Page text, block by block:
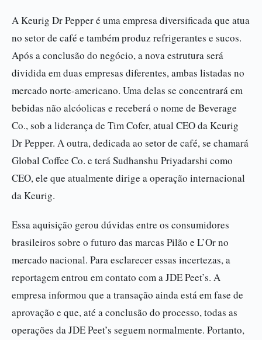
A Keurig Dr Pepper é uma empresa diversificada que atua
no setor de café e também produz refrigerantes e sucos.
Após a conclusão do negócio, a nova estrutura será
dividida em duas empresas diferentes, ambas listadas no
mercado norte-americano. Uma delas se concentrará em
bebidas não alcóolicas e receberá o nome de Beverage
Co., sob a liderança de Tim Cofer, atual CEO da Keurig
Dr Pepper. A outra, dedicada ao setor de café, se chamará
Global Coffee Co. e terá Sudhanshu Priyadarshi como
CEO, ele que atualmente dirige a operação internacional
da Keurig.
Essa aquisição gerou dúvidas entre os consumidores
brasileiros sobre o futuro das marcas Pilão e L’Or no
mercado nacional. Para esclarecer essas incertezas, a
reportagem entrou em contato com a JDE Peet’s. A
empresa informou que a transação ainda está em fase de
aprovação e que, até a conclusão do processo, todas as
operações da JDE Peet’s seguem normalmente. Portanto,